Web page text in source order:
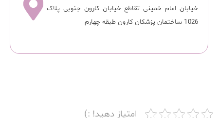
خیابان امام خمینی تقاطع خیابان کارون جنوبی پلاک
1026 ساختمان پزشکان کارون طبقه چهارم
امتیاز دهید! :)